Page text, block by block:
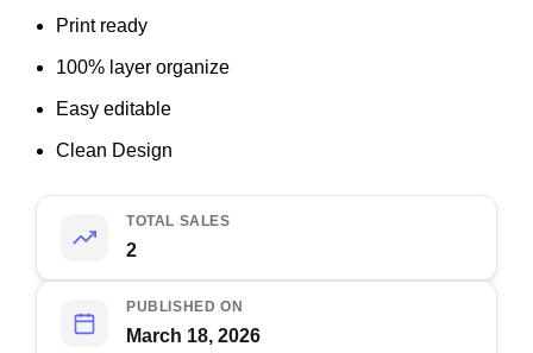
Print ready
100% layer organize
Easy editable
Clean Design
TOTAL SALES
2
PUBLISHED ON
March 18, 2026